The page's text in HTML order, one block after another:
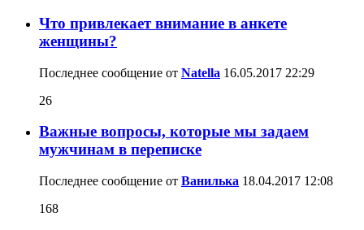
Что привлекает внимание в анкете
женщины?
Последнее сообщение от Natella 16.05.2017 22:29
26
Важные вопросы, которые мы задаем
мужчинам в переписке
Последнее сообщение от Ванилька 18.04.2017 12:08
168